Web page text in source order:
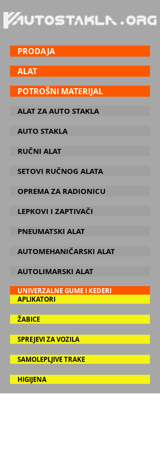
PRODAJA
ALAT
POTROŠNI MATERIJAL
ALAT ZA AUTO STAKLA
AUTO STAKLA
RUČNI ALAT
SETOVI RUČNOG ALATA
OPREMA ZA RADIONICU
LEPKOVI I ZAPTIVAČI
PNEUMATSKI ALAT
AUTOMEHANIČARSKI ALAT
AUTOLIMARSKI ALAT
UNIVERZALNE GUME I KEDERI
APLIKATORI
ŽABICE
SPREJEVI ZA VOZILA
SAMOLEPLJIVE TRAKE
HIGIJENA